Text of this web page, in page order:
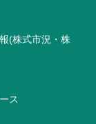
(株式市況・株
ス